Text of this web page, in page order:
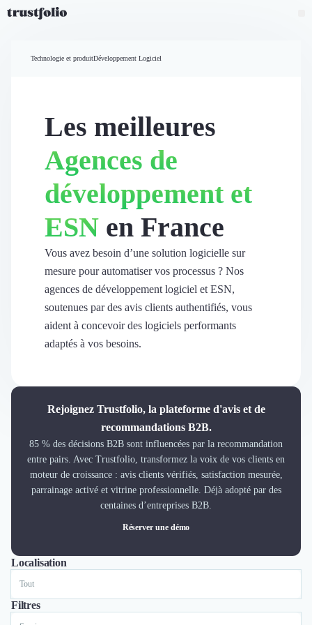
Widgets d'avis
Partage d’avis multicanal
Vidéo de témoignage
Révéler le réseau
Vitrine & média
Suivi du ROI
Voir tous nos avis clients
Tarifs
Demander une démo
Formation
Teambuilding
Qualité de Vie au Travail (QVT)
Portage Salarial
Responsabilité Sociétale des Entreprises (RSE)
Marketplace de freelance
Accueil
Technologie et produitDéveloppement Logiciel
Les meilleures
Agences de
développement et
ESN en France
Vous avez besoin d’une solution logicielle sur
mesure pour automatiser vos processus ? Nos
agences de développement logiciel et ESN,
soutenues par des avis clients authentifiés, vous
aident à concevoir des logiciels performants
adaptés à vos besoins.
Rejoignez Trustfolio, la plateforme d'avis et de
recommandations B2B.
85 % des décisions B2B sont influencées par la recommandation
entre pairs. Avec Trustfolio, transformez la voix de vos clients en
moteur de croissance : avis clients vérifiés, satisfaction mesurée,
parrainage activé et vitrine professionnelle. Déjà adopté par des
centaines d’entreprises B2B.
Réserver une démo
Localisation
ToutLyonParis
Filtres